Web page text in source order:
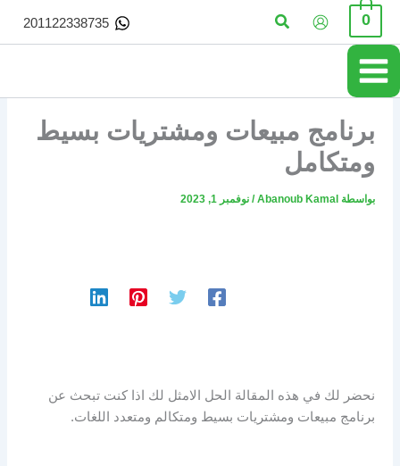
تخطي
المحتوى
0 البحث 201122338735
برنامج مبيعات ومشتريات بسيط
ومتكامل
بواسطة Abanoub Kamal
/ نوفمبر 1, 2023
نحضر لك في هذه المقالة الحل الامثل لك اذا كنت تبحث عن
برنامج مبيعات ومشتريات بسيط ومتكالم ومتعدد اللغات.